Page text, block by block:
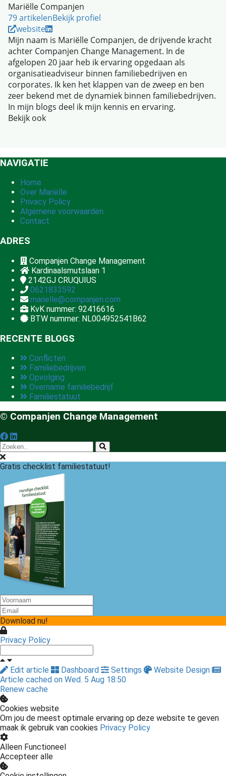
Mariëlle Companjen
79 artikelenBekijk profiel
website
Mijn naam is Mariëlle Companjen, de drijvende kracht
achter Companjen Change Management. In de
afgelopen 20 jaar heb ik ervaring opgedaan als
organisatieadviseur binnen familiebedrijven en
corporates. Ik ken het klappen van de zweep en ben
zeer bekend met de dynamiek binnen familiebedrijven.
In mijn blogs deel ik mijn kennis en ervaring.
Bekijk ook
NAVIGATIE
Home
Over Mariëlle
Privacy Policy
Algemene voorwaarden
Contact
ADRES
Companjen Change Management
Kardinaalsmutslaan 1
2142GJ CRUQUIUS
0621833592
marielle@companjen.com
KvK nummer: 92416616
BTW nummer: NL004952541B62
RECENTE BLOGS
Conflicten
Familiebedrijven
Opvolging
Overname familiebedrijf
Familiestatuut
© Companjen Change Management
Gratis checklist familiestatuut!
Download nu!
Privacy Policy
Edit article Dashboard Settings
Website Design
Article cached on Wed. 5 Aug 18:50
Renew cache
Cookies website
Om jou de meest optimale ervaring op deze website te geven
maak ik gebruik van cookies Privacy Policy
Alleen Functioneel
Accepteer alle